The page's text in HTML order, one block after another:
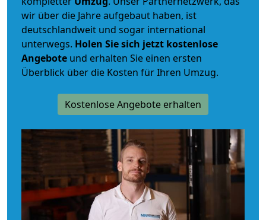
wir über die Jahre aufgebaut haben, ist
deutschlandweit und sogar international
unterwegs. Holen Sie sich jetzt kostenlose
Angebote und erhalten Sie einen ersten
Überblick über die Kosten für Ihren Umzug.
Kostenlose Angebote erhalten